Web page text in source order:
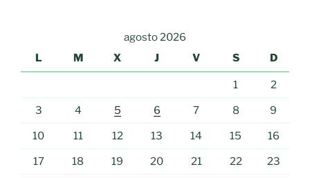
agosto 2026
L
M X J V S D
1 2
3 4 5 6 7 8 9
10 11 12 13 14 15 16
17 18 19 20 21 22 23